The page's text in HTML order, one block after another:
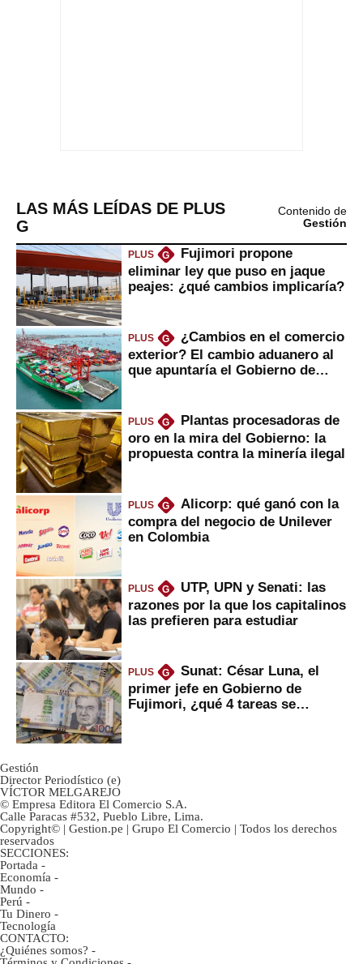
LAS MÁS LEÍDAS DE PLUS
G
Contenido de
Gestión
PLUS G
Fujimori propone
eliminar ley que puso en jaque
peajes: ¿qué cambios implicaría?
PLUS G
¿Cambios en el comercio
exterior? El cambio aduanero al
que apuntaría el Gobierno de
PLUS G
Plantas procesadoras de
oro en la mira del Gobierno: la
propuesta contra la minería ilegal
PLUS G
Alicorp: qué ganó con la
compra del negocio de Unilever
en Colombia
PLUS G
UTP, UPN y Senati: las
razones por la que los capitalinos
las prefieren para estudiar
PLUS G
Sunat: César Luna, el
primer jefe en Gobierno de
Fujimori, ¿qué 4 tareas se
Gestión
Director Periodístico (e)
VÍCTOR MELGAREJO
© Empresa Editora El Comercio S.A.
Calle Paracas #532, Pueblo Libre, Lima.
Copyright© | Gestion.pe | Grupo El Comercio | Todos los derechos
reservados
SECCIONES:
Portada -
Economía -
Mundo -
Perú -
Tu Dinero -
Tecnología
CONTACTO:
¿Quiénes somos? -